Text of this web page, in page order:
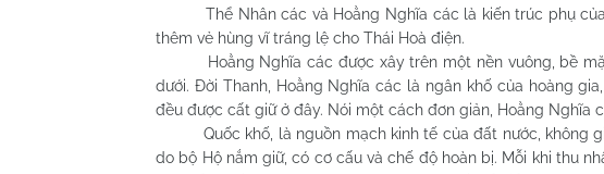
Thể Nhân các và Hoằng Nghĩa các là kiến trúc phụ của
thêm vẻ hùng vĩ tráng lệ cho Thái Hoà điện.
Hoằng Nghĩa các được xây trên một nền vuông, bề mặt
dưới. Đời Thanh, Hoằng Nghĩa các là ngân khố của hoàng
đều được cất giữ ở đây. Nói một cách đơn giản, Hoằng Nghĩa
Quốc khố, là nguồn mạch kinh tế của đất nước, không
do bộ Hộ nắm giữ, có cơ cấu và chế độ hoàn bị. Mỗi khi thu